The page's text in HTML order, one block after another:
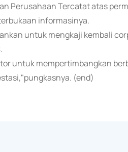
Perusahaan Tercatat atas
informasinya.
untuk mengkaji kembali
untuk mempertimbangkan
(end)